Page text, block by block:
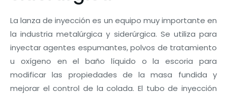
La lanza de inyección es un equipo muy importante en
la industria metalúrgica y siderúrgica. Se utiliza para
inyectar agentes espumantes, polvos de tratamiento
u oxígeno en el baño líquido o la escoria para
modificar las propiedades de la masa fundida y
mejorar el control de la colada. El tubo de inyección